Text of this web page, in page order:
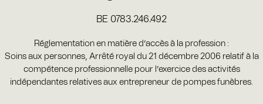
BE 0783.246.492
Réglementation en matière d’accès à la profession :
Soins aux personnes, Arrêté royal du 21 décembre 2006 relatif à la
compétence professionnelle pour l’exercice des activités
indépendantes relatives aux entrepreneur de pompes funèbres.